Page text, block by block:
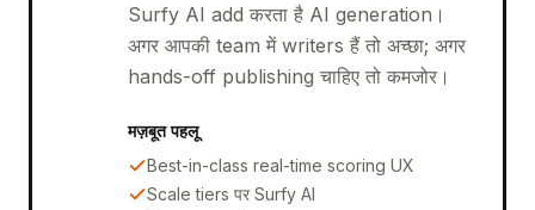
Surfy AI add करता है AI generation।
अगर आपकी team में writers हैं तो अच्छा; अगर
hands-off publishing चाहिए तो कमजोर।
मज़बूत पहलू
Best-in-class real-time scoring UX
Scale tiers पर Surfy AI